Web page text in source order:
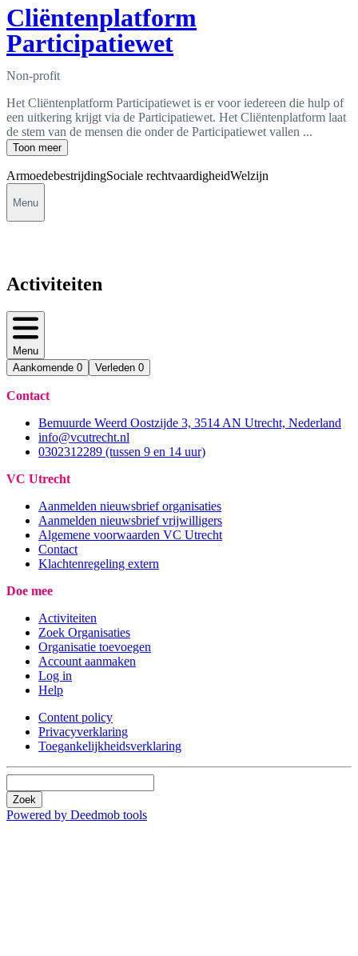
Cliëntenplatform
Participatiewet
Non-profit
Het Cliëntenplatform Participatiewet is er voor iedereen die hulp of
een uitkering krijgt via de Participatiewet. Het Cliëntenplatform laat
de stem van de mensen die onder de Participatiewet vallen ...
Toon meer
ArmoedebestrijdingSociale rechtvaardigheidWelzijn
Menu
Activiteiten
Menu
Aankomende 0 Verleden 0
Contact
Bemuurde Weerd Oostzijde 3, 3514 AN Utrecht, Nederland
info@vcutrecht.nl
0302312289 (tussen 9 en 14 uur)
VC Utrecht
Aanmelden nieuwsbrief organisaties
Aanmelden nieuwsbrief vrijwilligers
Algemene voorwaarden VC Utrecht
Contact
Klachtenregeling extern
Doe mee
Activiteiten
Zoek Organisaties
Organisatie toevoegen
Account aanmaken
Log in
Help
Content policy
Privacyverklaring
Toegankelijkheidsverklaring
Zoek
Powered by Deedmob tools